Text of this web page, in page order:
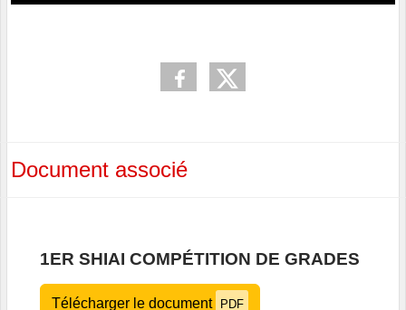
Document associé
1ER SHIAI COMPÉTITION DE GRADES
Télécharger le document PDF